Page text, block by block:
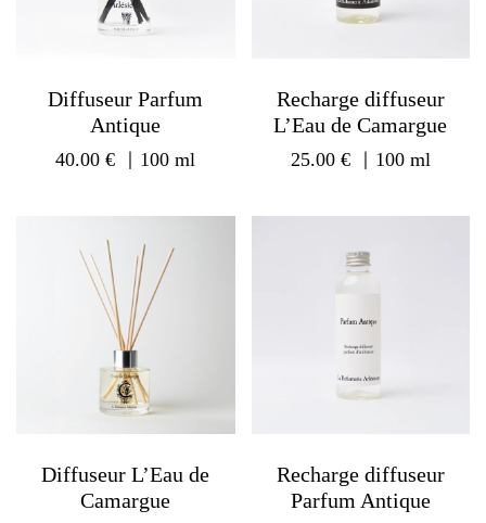
Diffuseur Parfum
Antique
40.00€ ｜100 ml
Recharge diffuseur
L’Eau de Camargue
25.00 € ｜100 ml
Diffuseur L’Eau de
Camargue
Recharge diffuseur
Parfum Antique